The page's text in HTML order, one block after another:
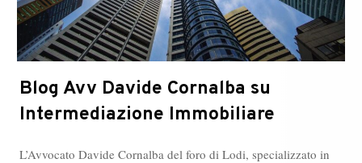
Blog Avv Davide Cornalba su
Intermediazione Immobiliare
L’Avvocato Davide Cornalba del foro di Lodi, specializzato in